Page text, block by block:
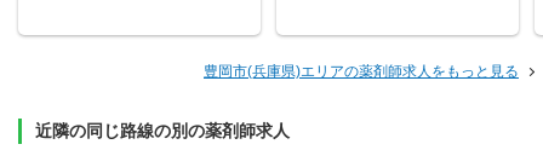
豊岡市(兵庫県)エリアの薬剤師求人をもっと見る
近隣の同じ路線の別の薬剤師求人